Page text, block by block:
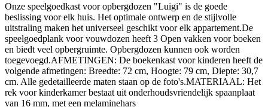
Onze speelgoedkast voor opbergdozen "Luigi" is de goede
beslissing voor elk huis. Het optimale ontwerp en de stijlvolle
uitstraling maken het universeel geschikt voor elk appartement.De
speelgoedplank voor vouwdozen heeft 3 Open vakken voor boeken
en biedt veel opbergruimte. Opbergdozen kunnen ook worden
toegevoegd.AFMETINGEN: De boekenkast voor kinderen heeft de
volgende afmetingen: Breedte: 72 cm, Hoogte: 79 cm, Diepte: 30,7
cm. Alle gedetailleerde maten staan op de foto's.MATERIAAL: Het
rek voor kinderkamer bestaat uit onderhoudsvriendelijk spaanplaat
van 16 mm, met een melaminehars